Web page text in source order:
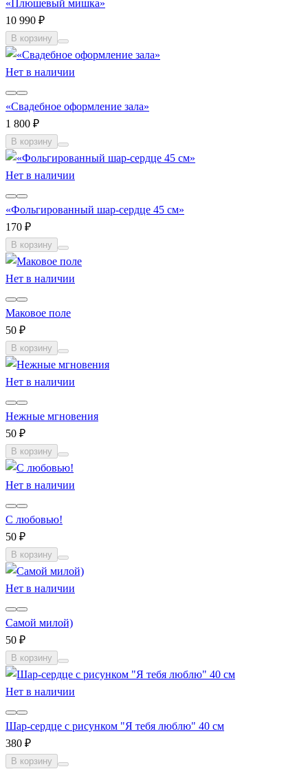
«Плюшевый мишка»
10 990 ₽
В корзину
Нет в наличии
«Свадебное оформление зала»
1 800 ₽
В корзину
Нет в наличии
«Фольгированный шар-сердце 45 см»
170 ₽
В корзину
Нет в наличии
Маковое поле
50 ₽
В корзину
Нет в наличии
Нежные мгновения
50 ₽
В корзину
Нет в наличии
С любовью!
50 ₽
В корзину
Нет в наличии
Самой милой)
50 ₽
В корзину
Нет в наличии
Шар-сердце с рисунком "Я тебя люблю" 40 см
380 ₽
В корзину